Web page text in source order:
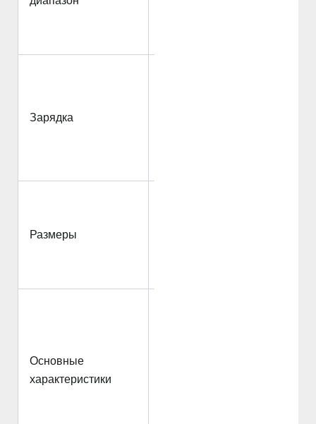
Зарядка
Размеры
Основные
характеристики